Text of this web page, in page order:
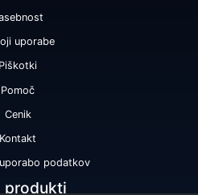
uporabe
Piškotki
Pomoč
Cenik
Kontakt
podatkov
produkti